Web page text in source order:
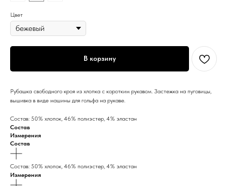
Цвет
В корзину
Рубашка свободного кроя из хлопка с коротким рукавом. Застежка на пуговицы,
вышивка в виде машины для гольфа на рукаве.
Состав: 50% хлопок, 46% полиэстер, 4% эластан
Состав
Измерения
Состав
Состав: 50% хлопок, 46% полиэстер, 4% эластан
Измерения